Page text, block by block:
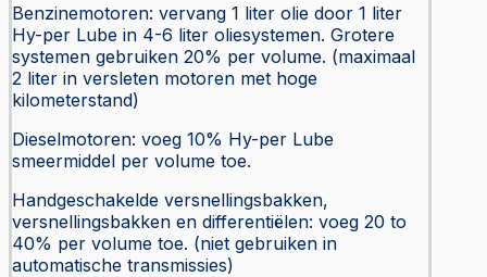
Benzinemotoren: vervang 1 liter olie door 1 liter
Hy-per Lube in 4-6 liter oliesystemen. Grotere
systemen gebruiken 20% per volume. (maximaal
2 liter in versleten motoren met hoge
kilometerstand)
Dieselmotoren: voeg 10% Hy-per Lube
smeermiddel per volume toe.
Handgeschakelde versnellingsbakken,
versnellingsbakken en differentiëlen: voeg 20 to
40% per volume toe. (niet gebruiken in
automatische transmissies)